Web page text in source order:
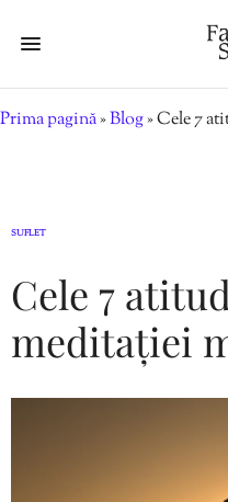
Prima pagină»Blog»Cele 7
SUFLET
Cele 7
meditației